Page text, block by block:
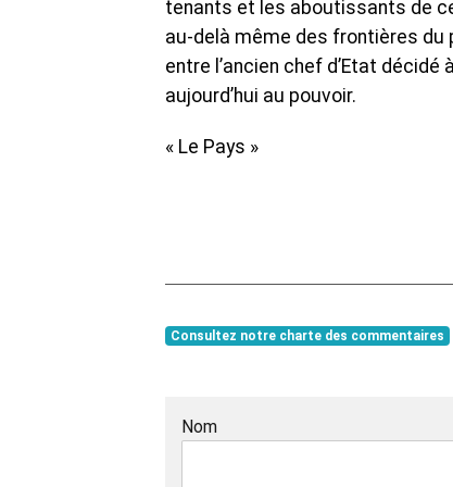
tenants et les aboutissants de
au-delà même des frontières du
entre l’ancien chef d’Etat
aujourd’hui au pouvoir.
« Le Pays »
Consultez notre charte des commentaires
Nom